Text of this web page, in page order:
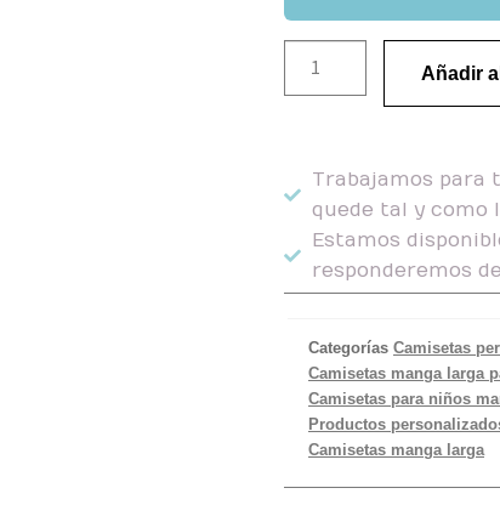
Añadir
Trabajamos para
quede tal y como
Estamos
responderemos
Categorías Camisetas
Camisetas manga larga
Camisetas para niños
Productos
Camisetas manga larga